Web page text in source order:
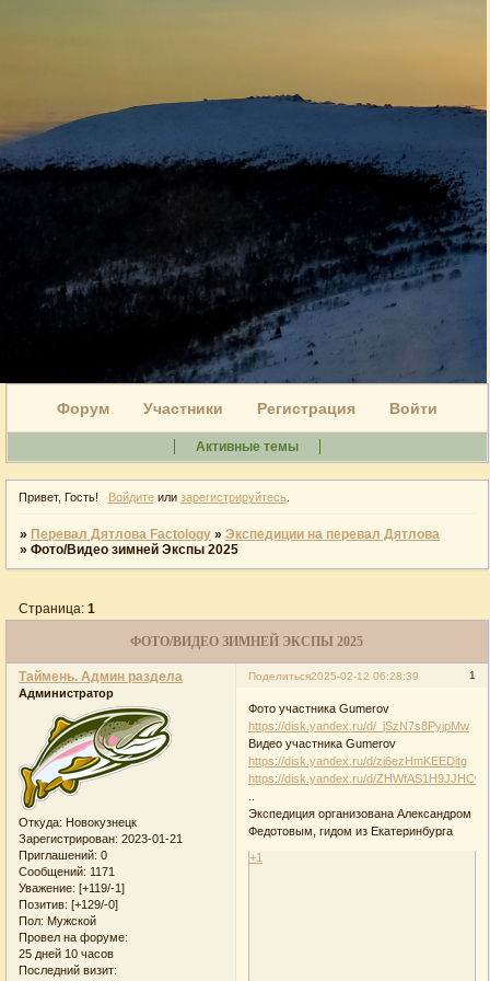
Форум Участники Регистрация Войти
Активные темы
Привет, Гость! Войдитеили зарегистрируйтесь.
»Перевал Дятлова Factology »Экспедиции на перевал Дятлова
»Фото/Видео зимней Экспы 2025
ФОТО/ВИДЕО ЗИМНЕЙ ЭКСПЫ 2025
Страница:1
Поделиться 1
2025-02-12 06:28:39
Таймень. Админ раздела
Администратор
Откуда: Новокузнецк
Зарегистрирован: 2023-01-21
Приглашений: 0
Сообщений: 1171
Уважение: [+119/-1]
Позитив: [+129/-0]
Пол: Мужской
Провел на форуме:
25 дней 10 часов
Последний визит:
Фото участника Gumerov
https://disk.yandex.ru/d/_jSzN7s8PyjpMw
Видео участника Gumerov
https://disk.yandex.ru/d/zi6ezHmKEEDitg
https://disk.yandex.ru/d/ZHWfAS1H9JJHCw
Экспедиция организована Александром
Федотовым, гидом из Екатеринбурга
+1